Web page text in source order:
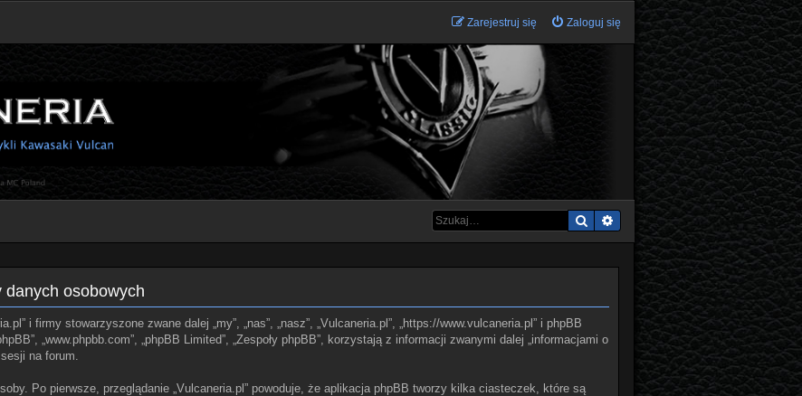
Zaloguj się
Zarejestruj się
Szukaj Wyszukiwanie zaawansowane
osobowych
i firmy stowarzyszone zwane dalej „my”, „nas”, „nasz”, „Vulcaneria.pl”, „https://www.vulcaneria.pl” i phpBB
„www.phpbb.com”, „phpBB Limited”, „Zespoły phpBB”, korzystają z informacji zwanymi dalej „informacjami o
na forum.
Po pierwsze, przeglądanie „Vulcaneria.pl” powoduje, że aplikacja phpBB tworzy kilka ciasteczek, które są